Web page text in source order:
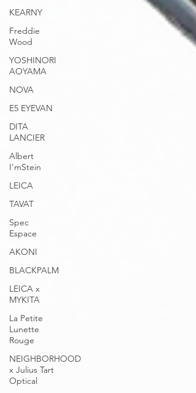
KEARNY
Freddie
Wood
YOSHINORI
AOYAMA
NOVA
E5 EYEVAN
DITA
LANCIER
Albert
I'mStein
LEICA
TAVAT
Spec
Espace
AKONI
BLACKPALM
LEICA x
MYKITA
La Petite
Lunette
Rouge
NEIGHBORHOOD
x Julius Tart
Optical